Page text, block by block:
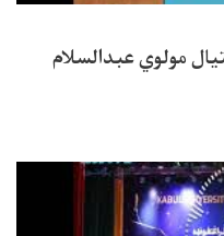
مولوي عبدالسلام